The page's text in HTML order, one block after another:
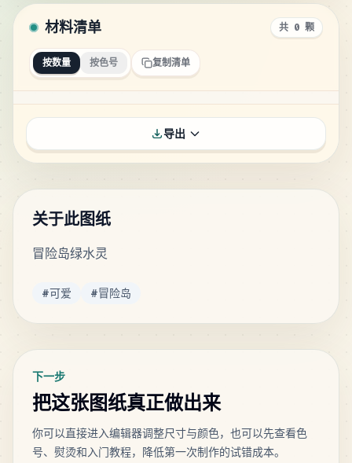
材料清单 共 0 颗
按数量 按色号 复制清单
导出
关于此图纸
冒险岛绿水灵
标签
#可爱 #冒险岛
下一步
把这张图纸真正做出来
你可以直接进入编辑器调整尺寸与颜色，也可以先查看色
号、熨烫和入门教程，降低第一次制作的试错成本。